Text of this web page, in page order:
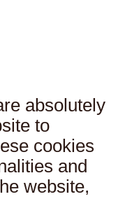
absolutely
to
cookies
and
website,